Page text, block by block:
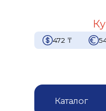
472 ₸
Каталог